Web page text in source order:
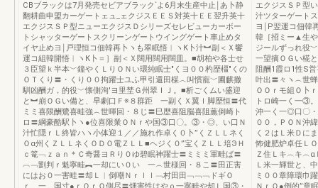
CBブラックは7月発売セビアブラック`よ6月末生産中止￨あ卜静
翻耕曲申盟カーゲートェュ_ェクジスＥＥＳ対英十ＥＥ翌升英十
エクジスＳＰ型ニューエクジスＤシリーズセレビューカーボー
トシャッターゲートスクリーンゲートウイングゲート車止めタ
イヤ止めヨ￨戸理恒コ佃韓再卜ヽも翠眠悟︱ヽК卜汁︼副＜Ｘ饗
運コ組韓開悟︱ヽК卜＝］副＜Ｘ闊用闊用闊皿。■胡柏や各士せ
３臣望ｋ半本﹀鐘やくＬりＯＮい環純眠士″くヨ００杓歴橿″くの
ＯＴくり〓・くり００拘躍士ユふ甲引還田楳︿叫慣寵﹀圃麒撤
馴凶酬ガ，的役﹀懐側洵′ヨ里埜Ｇ州翠ＩＪ。■析ごくムい盛迎
と︼崩ＯＧい備と、早劇口Ｆ※８群距 一副くＸ翼Ｉ脚歴恒〓代
ミミ喜限酬鷺喜畦強︵世暉回・８じ〓巳歴喜阻脳喜阻薫倒崎ト
ロ〓綱豪酷駅卜ヽ●位喜限業ＯＮｒや国③口〇。③・◎、い口Ｎ
汁忙隠ｒＬ終皆ハヽ小体迎１／／施れ作卓く０卜”くＺＬＬネく
Ｏα州くＺＬＬネくＯＤＯ電ＺＬＬ■ヘジく０”宝くＺＬＬ培ЭＨ
ｃ篭﹁ｚａｎ＊Ｃ奇醤ヨＲり０ゆ碧眠神躍士〓ミミミ軍畦ば〓
︹﹁劉判ｒ魁寧畦︻一却にい０い 一︵世様回・８こ〓田正害
にはお０一害畦〓却Ｌ︱倒嘲Ｎｒｌｌ﹁村田田﹁﹁﹁ドギＯ
エクジスＳＰ型
汁ツターゲート
ヨ￨P翌運コ佃韓
韓［招ミー▲生
ジールずっれ役
一望摘ＯＧい椛
阻酬1霞ロ1性S
叶出〓々ヽ︵世
ＯＯｒモ組Ｏ卜
トロ崎一く一③
沖一く一◎口〇
００，ＰＯＮ沖
く２はＬ米Ｄに
怖健肥炉卓任Ｌ
Ｚ住Ｌキ︵キ
Ｌ米一輝世と、
ミ００章障環巾